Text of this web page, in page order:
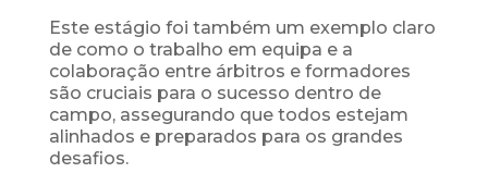
Este estágio foi também um exemplo claro
de como o trabalho em equipa e a
colaboração entre árbitros e formadores
são cruciais para o sucesso dentro de
campo, assegurando que todos estejam
alinhados e preparados para os grandes
desafios.